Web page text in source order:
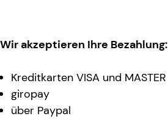
Wir akzeptieren Ihre Bezahlung:
Kreditkarten VISA und MASTER
giropay
über Paypal